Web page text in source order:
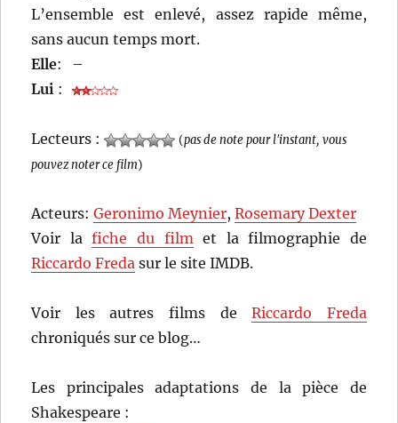
L’ensemble est enlevé, assez rapide même,
sans aucun temps mort.
Elle:
–
Lui :
Lecteurs : (pas de note pour l'instant, vous
pouvez noter ce film)
Acteurs:Geronimo Meynier,Rosemary Dexter
Voir lafiche du filmet la filmographie de
Riccardo Freda sur le site IMDB.
Voir les autres films deRiccardo Freda
chroniqués sur ce blog…
Les principales adaptations de la pièce de
Shakespeare :